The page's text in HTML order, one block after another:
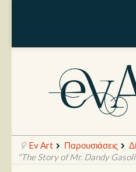
Ev Art Παρουσιάσεις
"The Story of Mr. Dandy